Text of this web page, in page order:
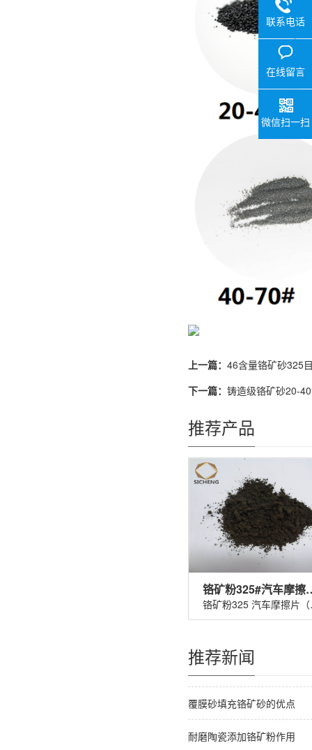
上一篇： 46含量铬矿砂325
下一篇： 铸造级铬矿砂20-
推荐产品
铬矿粉
铬矿
推荐新闻
覆膜砂填充铬矿砂的优点
耐磨陶瓷添加铬矿粉作用
联系电话
在线留言
微信扫一扫